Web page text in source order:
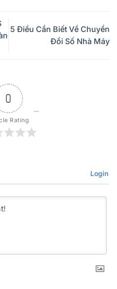
5 Điều Cần Biết Về Chuyển
Đổi Số Nhà Máy
0
Rating
Login